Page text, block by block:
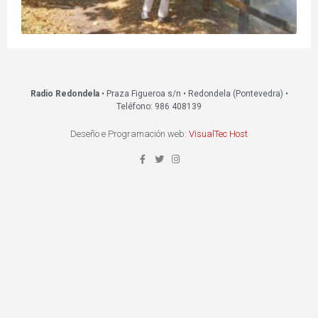
Radio Redondela• Praza Figueroa s/n • Redondela (Pontevedra) •
Teléfono: 986 408139
Deseño e Programación web: VisualTec Host